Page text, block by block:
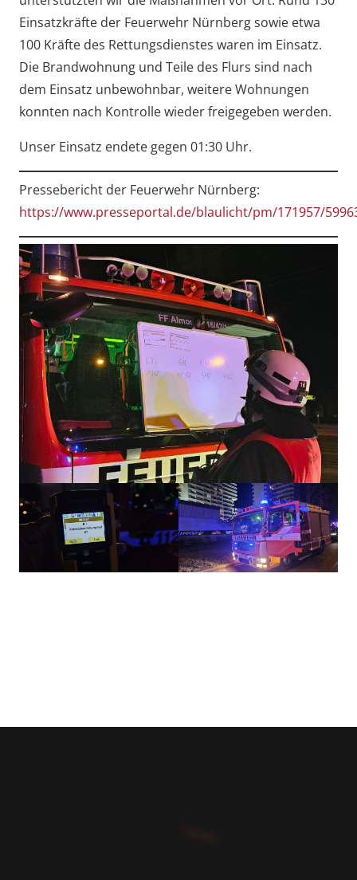
Einsatzkräfte der Feuerwehr Nürnberg sowie etwa
100 Kräfte des Rettungsdienstes waren im Einsatz.
Die Brandwohnung und Teile des Flurs sind nach
dem Einsatz unbewohnbar, weitere Wohnungen
konnten nach Kontrolle wieder freigegeben werden.
Unser Einsatz endete gegen 01:30 Uhr.
Pressebericht der Feuerwehr Nürnberg:
https://www.presseportal.de/blaulicht/pm/171957/